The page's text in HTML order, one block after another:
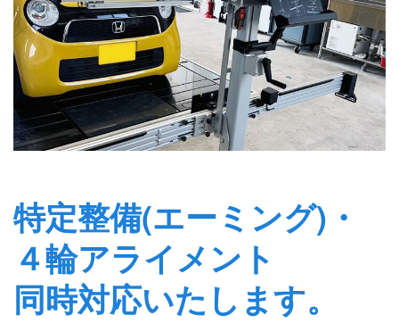
特定整備(エーミング)・
４輪アライメント
同時対応いたします。